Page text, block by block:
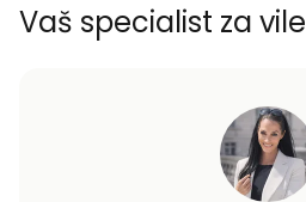
Vaš specialist za vile